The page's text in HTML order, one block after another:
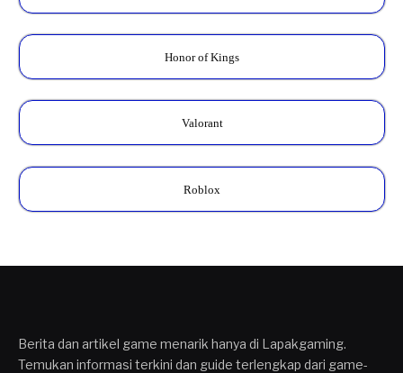
Honor of Kings
Valorant
Roblox
Berita dan artikel game menarik hanya di Lapakgaming.
Temukan informasi terkini dan guide terlengkap dari game-